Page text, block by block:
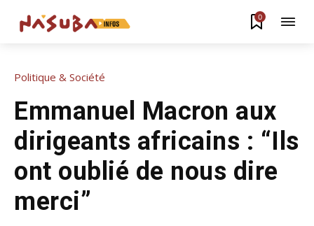
0
Politique & Société
Emmanuel Macron aux
dirigeants africains : “Ils
ont oublié de nous dire
merci”